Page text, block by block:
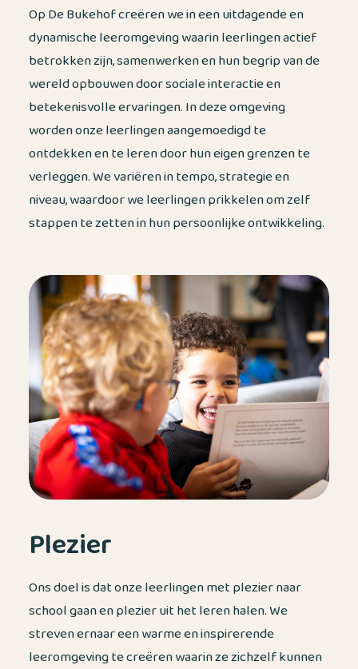
Op De Bukehof creëren we in een uitdagende en
dynamische leeromgeving waarin leerlingen actief
betrokken zijn, samenwerken en hun begrip van de
wereld opbouwen door sociale interactie en
betekenisvolle ervaringen. In deze omgeving
worden onze leerlingen aangemoedigd te
ontdekken en te leren door hun eigen grenzen te
verleggen. We variëren in tempo, strategie en
niveau, waardoor we leerlingen prikkelen om zelf
stappen te zetten in hun persoonlijke ontwikkeling.
Plezier
Ons doel is dat onze leerlingen met plezier naar
school gaan en plezier uit het leren halen. We
streven ernaar een warme en inspirerende
leeromgeving te creëren waarin ze zichzelf kunnen